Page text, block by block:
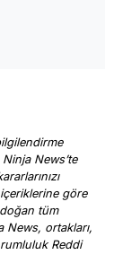
News’te
göre
doğan tüm
News, ortakları,
Reddi